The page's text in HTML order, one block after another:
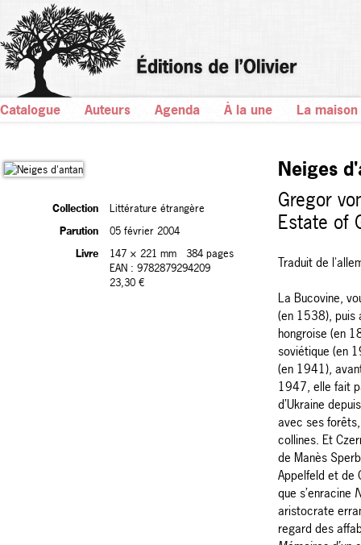
Catalogue Auteurs Agenda À la une La maison
Collection
Littérature étrangère
Parution
05 février 2004
Livre
147 × 221 mm
384 pages
EAN : 9782879294209
23,30 €
Neiges
Gregor
Estate of
Traduit de
La Bucovine,
(en 1538), puis
hongroise (en
soviétique (en
(en 1941),
1947, elle fait
d’Ukraine
avec ses
collines. Et
de Manès
Appelfeld et de
que s’enracine
aristocrate
regard des